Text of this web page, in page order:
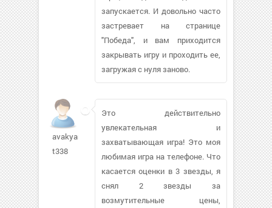
запускается. И довольно часто
застревает на странице
"Победа", и вам приходится
закрывать игру и проходить ее,
загружая с нуля заново.
avakyan-
t338
Это действительно
увлекательная и
захватывающая игра! Это моя
любимая игра на телефоне. Что
касается оценки в 3 звезды, я
снял 2 звезды за
возмутительные цены,